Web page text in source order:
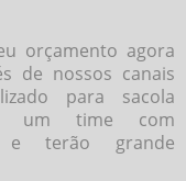
orçamento agora
de nossos canais
para sacola
um time com
e terão grande